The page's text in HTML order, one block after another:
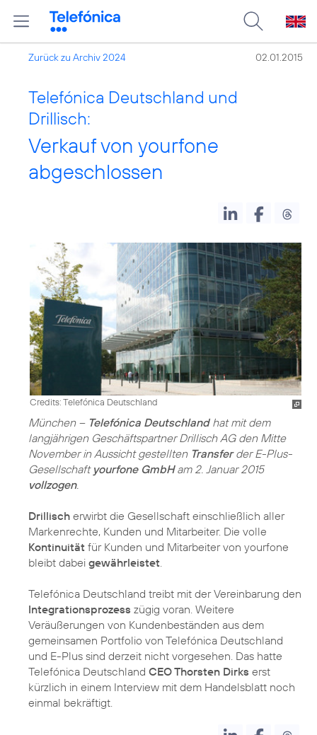
Zurück zu Archiv 2024 02.01.2015
Telefónica Deutschland und
Drillisch:
Verkauf von yourfone
abgeschlossen
Credits: Telefónica Deutschland
München – Telefónica Deutschlandhat mit dem
langjährigen Geschäftspartner Drillisch AG den Mitte
November in Aussicht gestellten Transferder E-Plus-
Gesellschaft yourfone GmbHam 2. Januar 2015
vollzogen.
Drillisch erwirbt die Gesellschaft einschließlich aller
Markenrechte, Kunden und Mitarbeiter. Die volle
Kontinuität für Kunden und Mitarbeiter von yourfone
bleibt dabei gewährleistet.
Telefónica Deutschland treibt mit der Vereinbarung den
Integrationsprozess zügig voran. Weitere
Veräußerungen von Kundenbeständen aus dem
gemeinsamen Portfolio von Telefónica Deutschland
und E-Plus sind derzeit nicht vorgesehen. Das hatte
Telefónica Deutschland CEO Thorsten Dirks erst
kürzlich in einem Interview mit dem Handelsblatt noch
einmal bekräftigt.